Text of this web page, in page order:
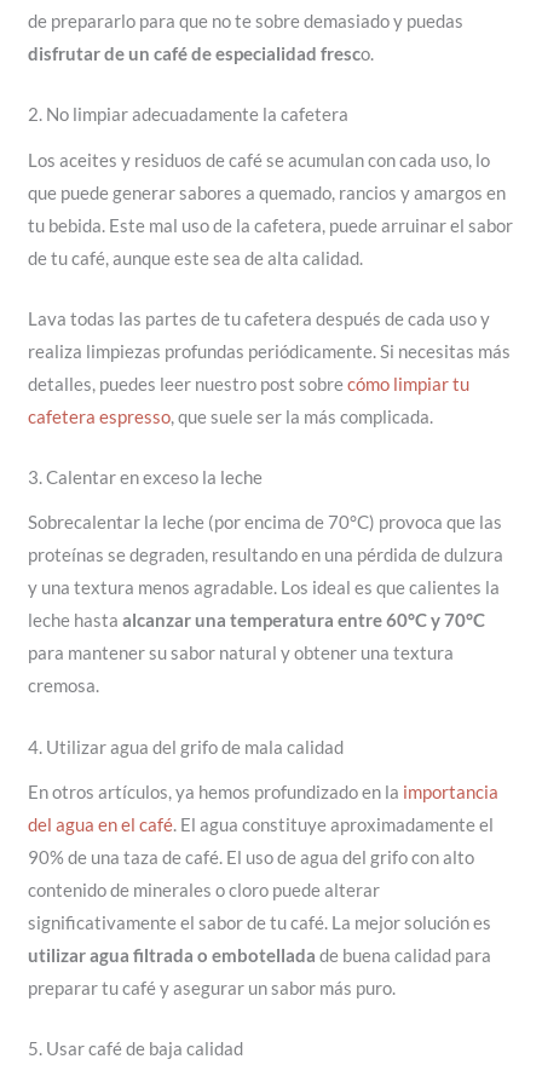
de prepararlo para que no te sobre demasiado y puedas
disfrutar de un café de especialidad fresco.
2. No limpiar adecuadamente la cafetera
Los aceites y residuos de café se acumulan con cada uso, lo
que puede generar sabores a quemado, rancios y amargos en
tu bebida. Este mal uso de la cafetera, puede arruinar el sabor
de tu café, aunque este sea de alta calidad.
Lava todas las partes de tu cafetera después de cada uso y
realiza limpiezas profundas periódicamente. Si necesitas más
detalles, puedes leer nuestro post sobrecómo limpiar tu
cafetera espresso, que suele ser la más complicada.
3. Calentar en exceso la leche
Sobrecalentar la leche (por encima de 70°C) provoca que las
proteínas se degraden, resultando en una pérdida de dulzura
y una textura menos agradable. Los ideal es que calientes la
leche hasta alcanzar una temperatura entre 60°C y 70°C
para mantener su sabor natural y obtener una textura
cremosa.
4. Utilizar agua del grifo de mala calidad
En otros artículos, ya hemos profundizado en la importancia
del agua en el café. El agua constituye aproximadamente el
90% de una taza de café. El uso de agua del grifo con alto
contenido de minerales o cloro puede alterar
significativamente el sabor de tu café. La mejor solución es
utilizar agua filtrada o embotellada de buena calidad para
preparar tu café y asegurar un sabor más puro.
5. Usar café de baja calidad